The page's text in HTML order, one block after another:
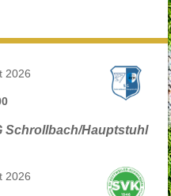
2026
Schrollbach/Hauptstuhl
2026